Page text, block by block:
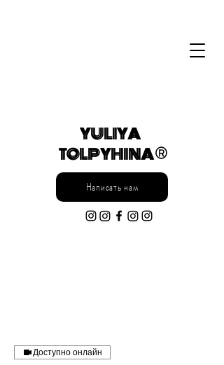
YULIYA
TOLPYHINA ®
Написать нам
Доступно онлайн